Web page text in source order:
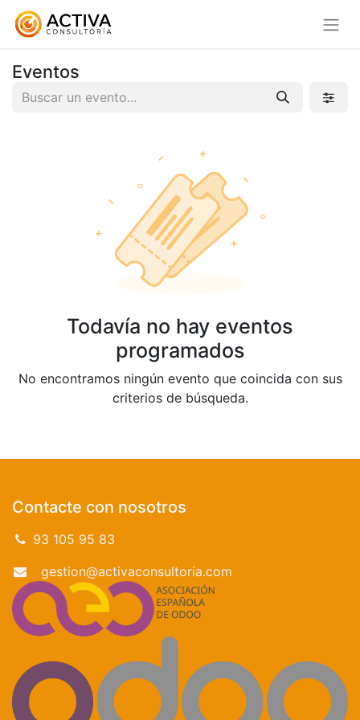
Eventos
Todavía no hay eventos
programados
No encontramos ningún evento que coincida con sus
criterios de búsqueda.
Contacte con nosotros
93 105 95 83
gestion@activaconsultoria.com